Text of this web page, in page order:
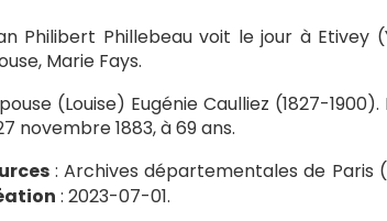
Philibert Phillebeau voit le jour à Etivey
Marie Fays.
(Louise) Eugénie Caulliez (1827-
novembre 1883, à 69 ans.
: Archives départementales de Paris
: 2023-07-01.